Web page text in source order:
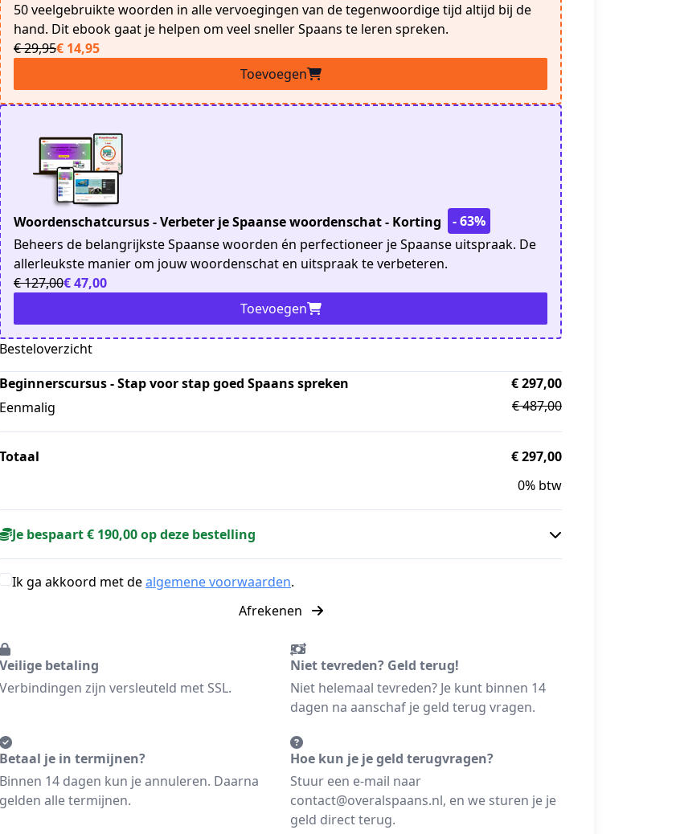
50 veelgebruikte woorden in alle vervoegingen van de tegenwoordige tijd altijd bij de
hand. Dit ebook gaat je helpen om veel sneller Spaans te leren spreken.
€ 29,95€ 14,95
Toevoegen
Woordenschatcursus - Verbeter je Spaanse woordenschat - Korting
- 63%
Beheers de belangrijkste Spaanse woorden én perfectioneer je Spaanse uitspraak. De
allerleukste manier om jouw woordenschat en uitspraak te verbeteren.
€ 127,00€ 47,00
Toevoegen
Besteloverzicht
Beginnerscursus - Stap voor stap goed Spaans spreken
Eenmalig
€ 297,00
€ 487,00
Totaal
€ 297,00
0% btw
Je bespaart € 190,00 op deze bestelling
Ik ga akkoord met dealgemene voorwaarden.
Afrekenen
Veilige betaling
Verbindingen zijn versleuteld met SSL.
Niet tevreden? Geld terug!
Niet helemaal tevreden? Je kunt binnen 14
dagen na aanschaf je geld terug vragen.
Betaal je in termijnen?
Binnen 14 dagen kun je annuleren. Daarna
gelden alle termijnen.
Hoe kun je je geld terugvragen?
Stuur een e-mail naar
contact@overalspaans.nl, en we sturen je je
geld direct terug.